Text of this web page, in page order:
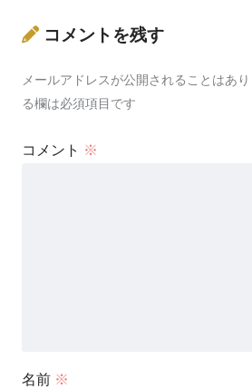
コメントを残す
メールアドレスが公開されることはあり
る欄は必須項目です
コメント ※
名前 ※